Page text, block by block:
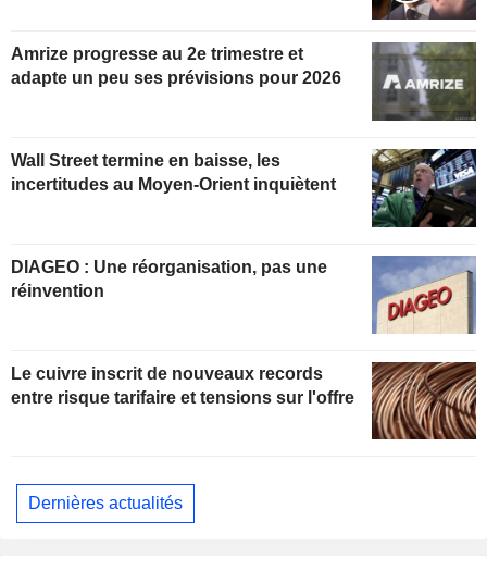
Amrize progresse au 2e trimestre et
adapte un peu ses prévisions pour 2026
Wall Street termine en baisse, les
incertitudes au Moyen-Orient inquiètent
DIAGEO : Une réorganisation, pas une
réinvention
Le cuivre inscrit de nouveaux records
entre risque tarifaire et tensions sur l'offre
Dernières actualités